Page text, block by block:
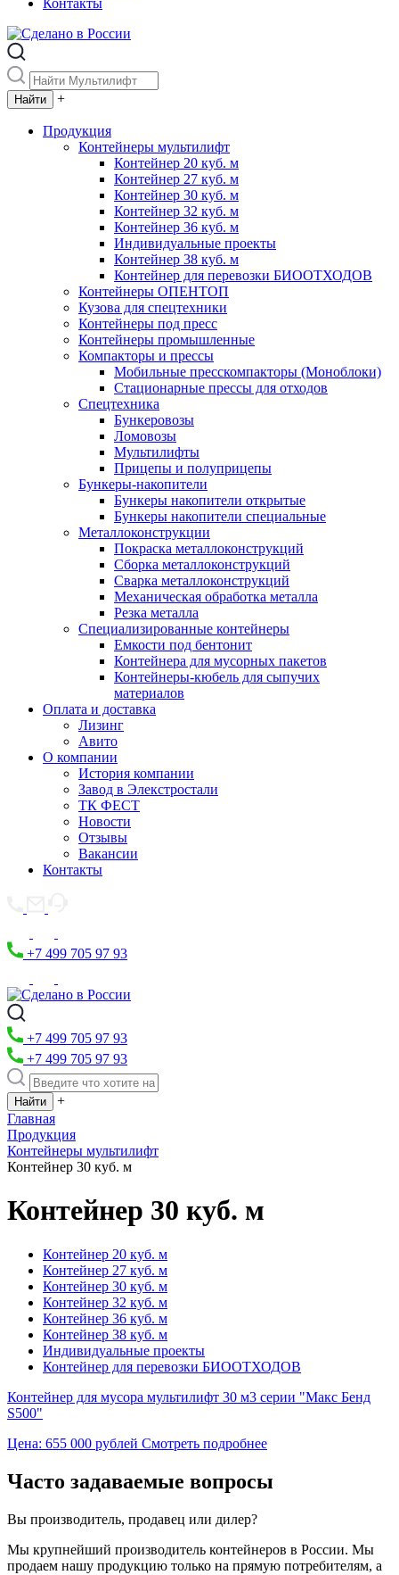
Контакты
+
Продукция
Контейнеры мультилифт
Контейнер 20 куб. м
Контейнер 27 куб. м
Контейнер 30 куб. м
Контейнер 32 куб. м
Контейнер 36 куб. м
Индивидуальные проекты
Контейнер 38 куб. м
Контейнер для перевозки БИООТХОДОВ
Контейнеры ОПЕНТОП
Кузова для спецтехники
Контейнеры под пресс
Контейнеры промышленные
Компакторы и прессы
Мобильные пресскомпакторы (Моноблоки)
Стационарные прессы для отходов
Спецтехника
Бункеровозы
Ломовозы
Мультилифты
Прицепы и полуприцепы
Бункеры-накопители
Бункеры накопители открытые
Бункеры накопители специальные
Металлоконструкции
Покраска металлоконструкций
Сборка металлоконструкций
Сварка металлоконструкций
Механическая обработка металла
Резка металла
Специализированные контейнеры
Емкости под бентонит
Контейнера для мусорных пакетов
Контейнеры-кюбель для сыпучих
материалов
Оплата и доставка
Лизинг
Авито
О компании
История компании
Завод в Элекстростали
ТК ФЕСТ
Новости
Отзывы
Вакансии
Контакты
+7 499 705 97 93
+7 499 705 97 93
+7 499 705 97 93
+
Главная
Продукция
Контейнеры мультилифт
Контейнер 30 куб. м
Контейнер 30 куб. м
Контейнер 20 куб. м
Контейнер 27 куб. м
Контейнер 30 куб. м
Контейнер 32 куб. м
Контейнер 36 куб. м
Контейнер 38 куб. м
Индивидуальные проекты
Контейнер для перевозки БИООТХОДОВ
Контейнер для мусора мультилифт 30 м3 серии "Макс Бенд
S500"
Цена: 655 000 рублей Смотреть подробнее
Часто задаваемые вопросы
Вы производитель, продавец или дилер?
Мы крупнейший производитель контейнеров в России. Мы
продаем нашу продукцию только на прямую потребителям, а